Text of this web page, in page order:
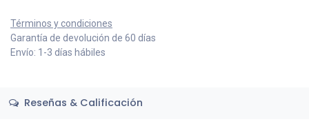
Términos y condiciones
Garantía de devolución de 60 días
Envío: 1-3 días hábiles
Reseñas & Calificación